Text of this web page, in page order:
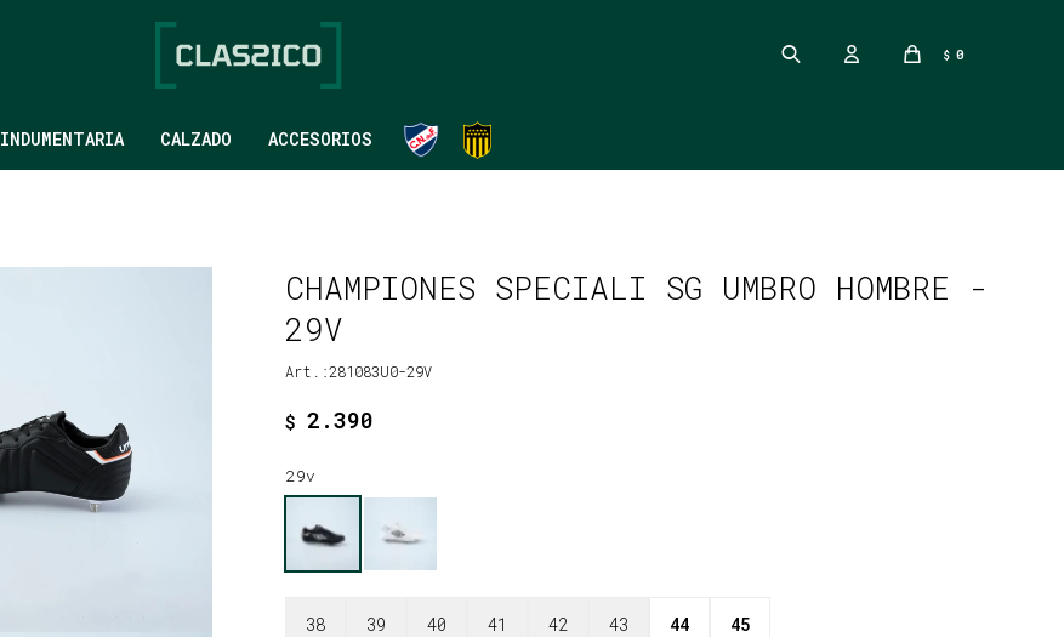
INDUMENTARIA CALZADO ACCESORIOS
$ 0
CHAMPIONES SPECIALI SG UMBRO HOMBRE -
29V
281083U0-29V
$ 2.390
29v
38 39 40 41 42 43 44 45